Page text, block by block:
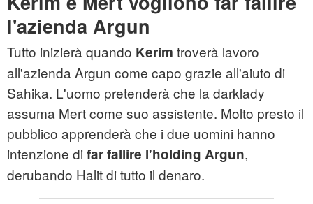
l'azienda Argun
Tutto inizierà quando Kerim troverà lavoro
all'azienda Argun come capo grazie all'aiuto di
Sahika. L'uomo pretenderà che la darklady
assuma Mert come suo assistente. Molto presto il
pubblico apprenderà che i due uomini hanno
intenzione di far fallire l'holding Argun,
derubando Halit di tutto il denaro.